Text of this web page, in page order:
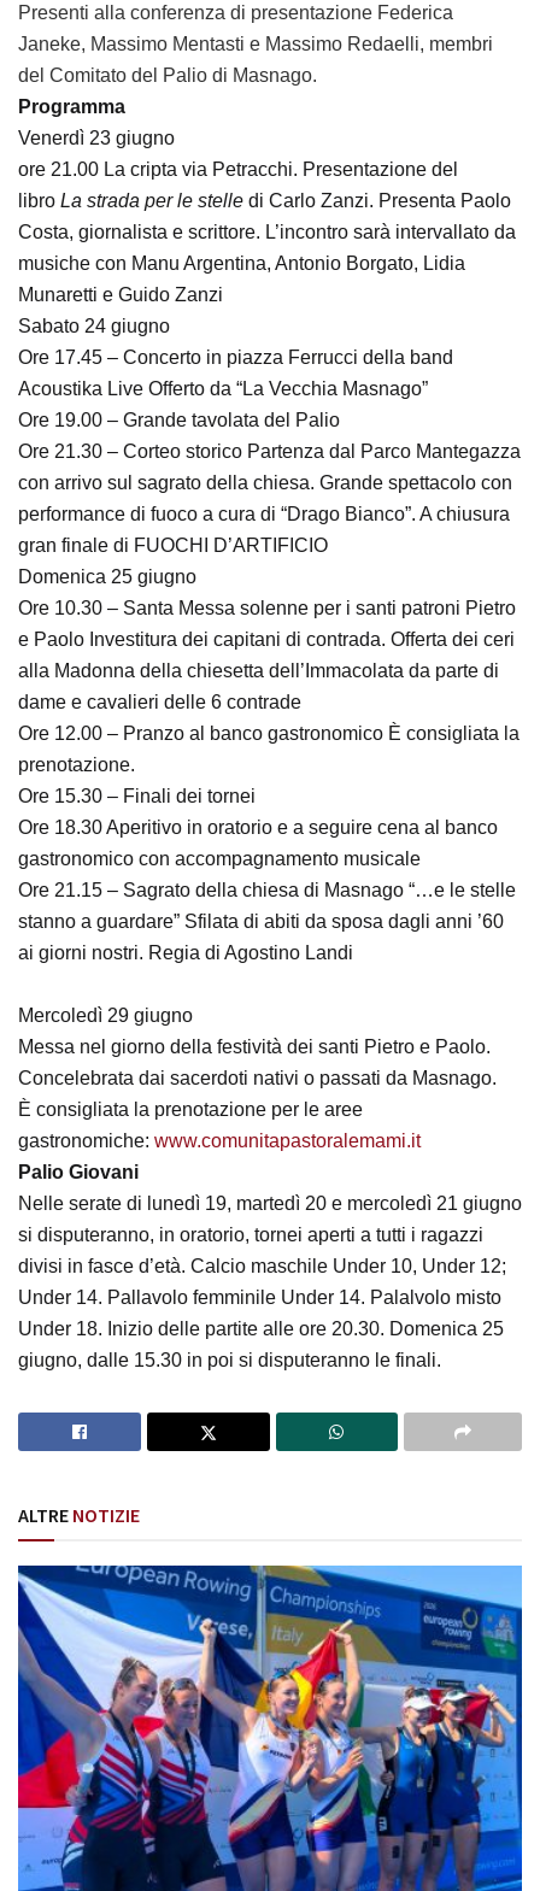
Presenti alla conferenza di presentazione Federica
Janeke, Massimo Mentasti e Massimo Redaelli, membri
del Comitato del Palio di Masnago.
Programma
Venerdì 23 giugno
ore 21.00 La cripta via Petracchi. Presentazione del
libro La strada per le stelle di Carlo Zanzi. Presenta Paolo
Costa, giornalista e scrittore. L’incontro sarà intervallato da
musiche con Manu Argentina, Antonio Borgato, Lidia
Munaretti e Guido Zanzi
Sabato 24 giugno
Ore 17.45 – Concerto in piazza Ferrucci della band
Acoustika Live Offerto da “La Vecchia Masnago”
Ore 19.00 – Grande tavolata del Palio
Ore 21.30 – Corteo storico Partenza dal Parco Mantegazza
con arrivo sul sagrato della chiesa. Grande spettacolo con
performance di fuoco a cura di “Drago Bianco”. A chiusura
gran finale di FUOCHI D’ARTIFICIO
Domenica 25 giugno
Ore 10.30 – Santa Messa solenne per i santi patroni Pietro
e Paolo Investitura dei capitani di contrada. Offerta dei ceri
alla Madonna della chiesetta dell’Immacolata da parte di
dame e cavalieri delle 6 contrade
Ore 12.00 – Pranzo al banco gastronomico È consigliata la
prenotazione.
Ore 15.30 – Finali dei tornei
Ore 18.30 Aperitivo in oratorio e a seguire cena al banco
gastronomico con accompagnamento musicale
Ore 21.15 – Sagrato della chiesa di Masnago “…e le stelle
stanno a guardare” Sfilata di abiti da sposa dagli anni ’60
ai giorni nostri. Regia di Agostino Landi
Mercoledì 29 giugno
Messa nel giorno della festività dei santi Pietro e Paolo.
Concelebrata dai sacerdoti nativi o passati da Masnago.
È consigliata la prenotazione per le aree
gastronomiche: www.comunitapastoralemami.it
Palio Giovani
Nelle serate di lunedì 19, martedì 20 e mercoledì 21 giugno
si disputeranno, in oratorio, tornei aperti a tutti i ragazzi
divisi in fasce d’età. Calcio maschile Under 10, Under 12;
Under 14. Pallavolo femminile Under 14. Palalvolo misto
Under 18. Inizio delle partite alle ore 20.30. Domenica 25
giugno, dalle 15.30 in poi si disputeranno le finali.
ALTRE NOTIZIE